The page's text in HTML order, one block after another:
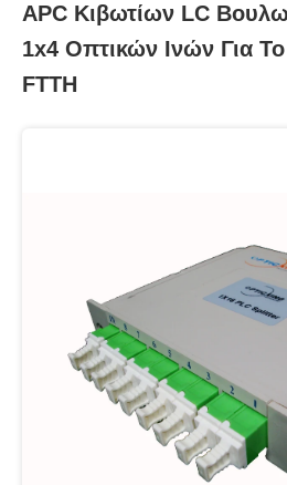
APC Κιβωτίων LC
1x4 Οπτικών Ινών Για
FTTH